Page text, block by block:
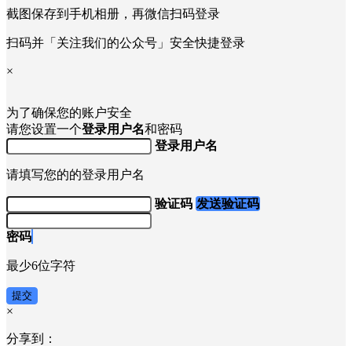
截图保存到手机相册，再微信扫码登录
扫码并「关注我们的公众号」安全快捷登录
×
为了确保您的账户安全
请您设置一个登录用户名和密码
登录用户名
请填写您的的登录用户名
验证码 发送验证码
密码
最少6位字符
提交
×
分享到：